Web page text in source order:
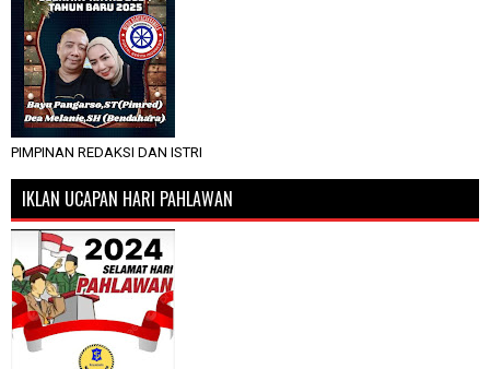
PIMPINAN REDAKSI DAN ISTRI
IKLAN UCAPAN HARI PAHLAWAN